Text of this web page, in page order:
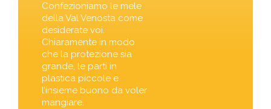
Confezioniamo le mele
della Val Venosta come
desiderate voi.
Chiaramente in modo
che la protezione sia
grande, le parti in
plastica piccole e
l’insieme buono da voler
mangiare.